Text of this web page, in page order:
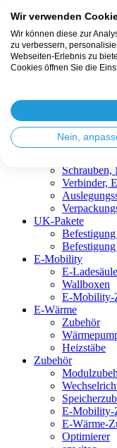
mit
HEMS-
mit
Unterkonstruktion
Schrauben,
Verbinder,
UK-Pakete
E-Mobility
E-
Wallboxen
E-Mobility-
E-Wärme
Zubehör
Heizstäbe
Zubehör
E-Mobility-
E-Wärme-
Optimierer
Wir verwenden
Wir können diese zur
zu verbessern,
Webseiten-Erlebnis zu
Cookies öffnen Sie die
Nein,